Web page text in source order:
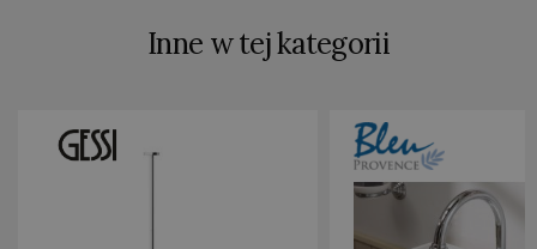
Inne w tej kategorii